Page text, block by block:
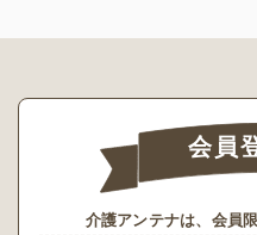
会員
介護アンテナは、会員